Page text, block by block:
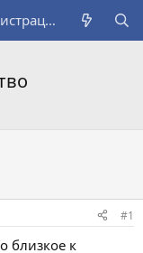
Регистрация
#1
близкое к